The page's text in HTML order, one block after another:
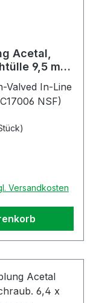
Acetal,
9,5 mm
NSF)
Valved In-Line
NSF)
Versandkosten